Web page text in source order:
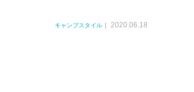
キャンプスタイル 2020.06.18